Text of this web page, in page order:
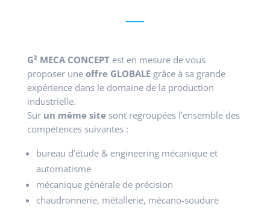
G² MECA CONCEPT est en mesure de vous
proposer une offre GLOBALE grâce à sa grande
expérience dans le domaine de la production
industrielle.
Sur un même site sont regroupées l’ensemble des
compétences suivantes :
bureau d’étude & engineering mécanique et
automatisme
mécanique générale de précision
chaudronnerie, métallerie, mécano-soudure